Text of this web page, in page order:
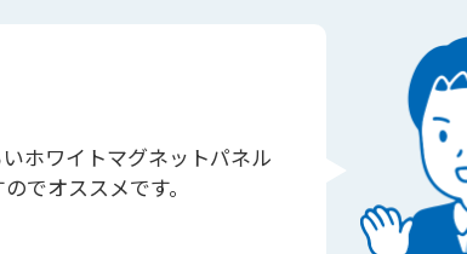
ホワイトマグネットパネル
でオススメです。